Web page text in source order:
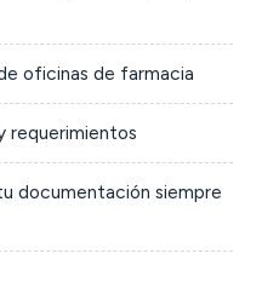
oficinas de farmacia
requerimientos
documentación siempre